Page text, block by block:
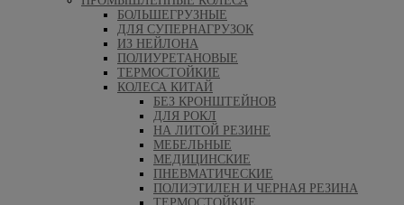
БОЛЬШЕГРУЗНЫЕ
ДЛЯ СУПЕРНАГРУЗОК
ИЗ НЕЙЛОНА
ПОЛИУРЕТАНОВЫЕ
ТЕРМОСТОЙКИЕ
КОЛЕСА КИТАЙ
БЕЗ КРОНШТЕЙНОВ
ДЛЯ РОКЛ
НА ЛИТОЙ РЕЗИНЕ
МЕБЕЛЬНЫЕ
МЕДИЦИНСКИЕ
ПНЕВМАТИЧЕСКИЕ
ПОЛИЭТИЛЕН И ЧЕРНАЯ РЕЗИНА